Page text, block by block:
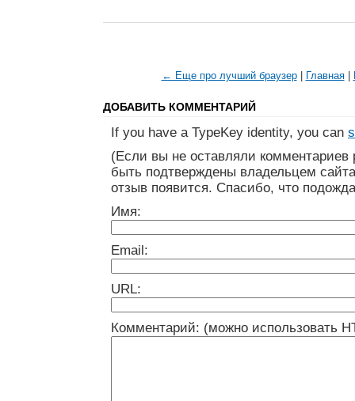
← Еще про лучший браузер| Главная|
ДОБАВИТЬ КОММЕНТАРИЙ
If you have a TypeKey identity, you can
(Если вы не оставляли
быть подтверждены владельцем
отзыв появится. Спасибо, что
Имя:
Email:
URL:
Комментарий: (можно использовать